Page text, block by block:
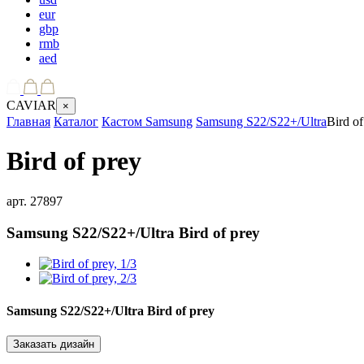
eur
gbp
rmb
aed
CAVIAR ×
Главная Каталог Кастом Samsung Samsung S22/S22+/UltraBird
Bird of prey
арт. 27897
Samsung S22/S22+/Ultra Bird of prey
Samsung S22/S22+/Ultra Bird of prey
Заказать дизайн